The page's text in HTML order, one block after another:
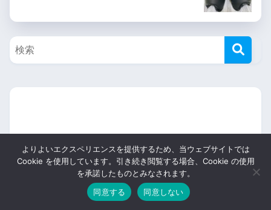
よりよいエクスペリエンスを提供するため、当ウェブサイトでは
Cookie を使用しています。引き続き閲覧する場合、Cookie の使用
を承諾したものとみなされます。
同意する
同意しない